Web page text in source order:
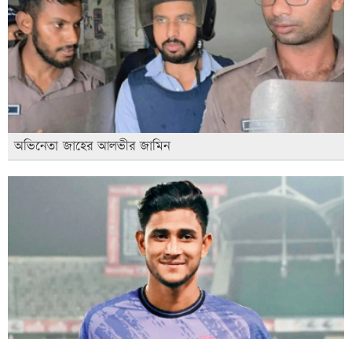
অভিনেতা জাহের আলভীর জামিন